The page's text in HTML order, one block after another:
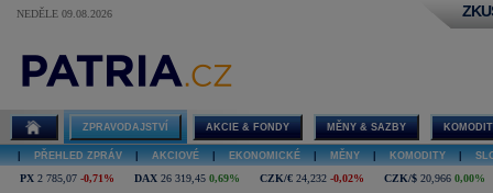
NEDĚLE 09.08.2026
ZPRAVODAJSTVÍ AKCIE & FONDY MĚNY & SAZBY
PŘEHLED ZPRÁV AKCIOVÉ EKONOMICKÉ MĚNY KOMODITY
PX 2 785,07 -0,71% DAX 26 319,45 0,69% CZK/€ 24,232 -0,02% CZK/$ 20,966 0,00%